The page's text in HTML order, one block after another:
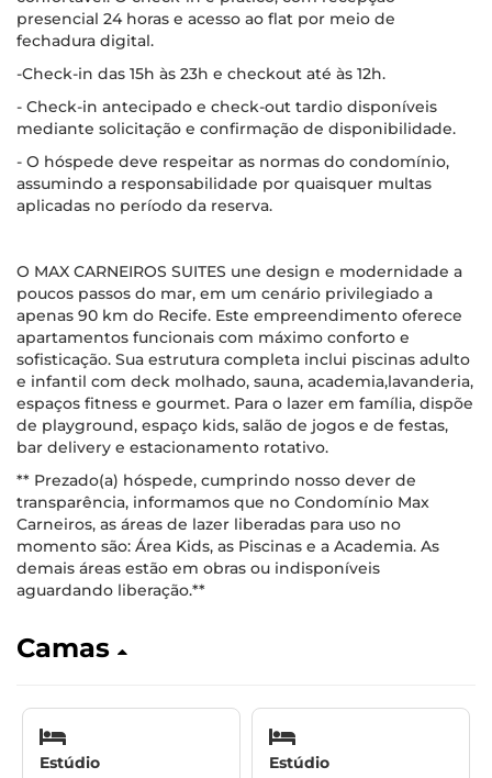
presencial 24 horas e acesso ao flat por meio de
fechadura digital.
-Check-in das 15h às 23h e checkout até às 12h.
- Check-in antecipado e check-out tardio disponíveis
mediante solicitação e confirmação de disponibilidade.
- O hóspede deve respeitar as normas do condomínio,
assumindo a responsabilidade por quaisquer multas
aplicadas no período da reserva.
O MAX CARNEIROS SUITES une design e modernidade a
poucos passos do mar, em um cenário privilegiado a
apenas 90 km do Recife. Este empreendimento oferece
apartamentos funcionais com máximo conforto e
sofisticação. Sua estrutura completa inclui piscinas adulto
e infantil com deck molhado, sauna, academia,lavanderia,
espaços fitness e gourmet. Para o lazer em família, dispõe
de playground, espaço kids, salão de jogos e de festas,
bar delivery e estacionamento rotativo.
** Prezado(a) hóspede, cumprindo nosso dever de
transparência, informamos que no Condomínio Max
Carneiros, as áreas de lazer liberadas para uso no
momento são: Área Kids, as Piscinas e a Academia. As
demais áreas estão em obras ou indisponíveis
aguardando liberação.**
Camas
Estúdio Estúdio